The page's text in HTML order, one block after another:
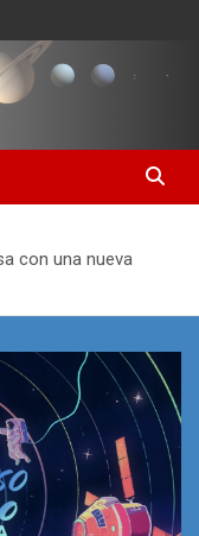
con una nueva